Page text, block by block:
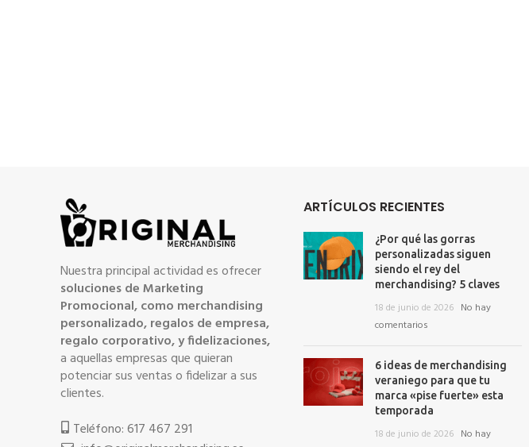
Nuestra principal actividad es ofrecer
soluciones de Marketing
Promocional, como merchandising
personalizado, regalos de empresa,
regalo corporativo, y fidelizaciones,
a aquellas empresas que quieran
potenciar sus ventas o fidelizar a sus
clientes.
Teléfono: 617 467 291
ARTÍCULOS RECIENTES
¿Por qué las gorras
personalizadas siguen
siendo el rey del
merchandising? 5 claves
18 de junio de 2026 No hay
comentarios
6 ideas de merchandising
veraniego para que tu
marca «pise fuerte» esta
temporada
18 de junio de 2026 No hay